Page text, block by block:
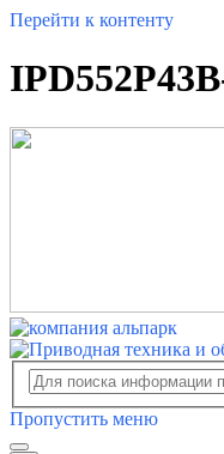
Перейти к контенту
Пропустить меню